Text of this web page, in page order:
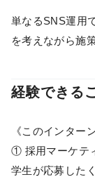
単なるSNS運用
を考えながら施
経験できる
《このインター
① 採用マーケテ
学生が応募した